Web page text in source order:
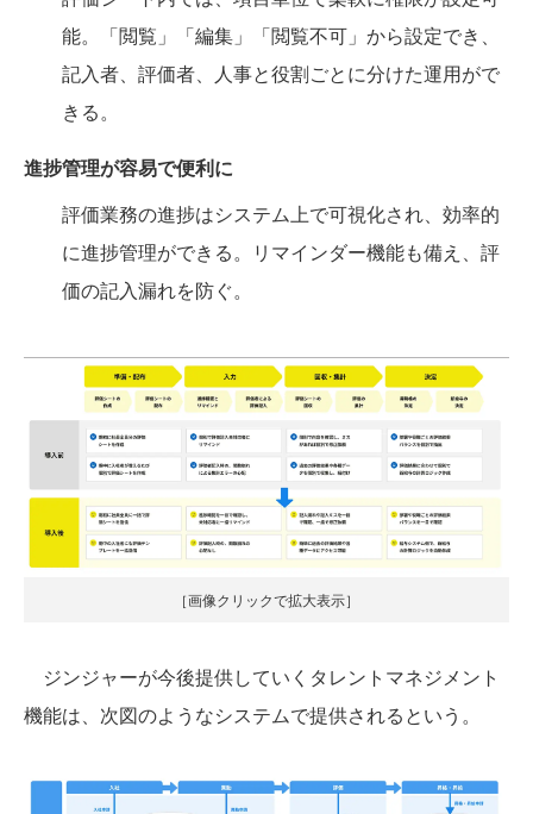
能。「閲覧」「編集」「閲覧不可」から設定でき、
記入者、評価者、人事と役割ごとに分けた運用がで
きる。
進捗管理が容易で便利に
評価業務の進捗はシステム上で可視化され、効率的
に進捗管理ができる。リマインダー機能も備え、評
価の記入漏れを防ぐ。
［画像クリックで拡大表示］
ジンジャーが今後提供していくタレントマネジメント
機能は、次図のようなシステムで提供されるという。